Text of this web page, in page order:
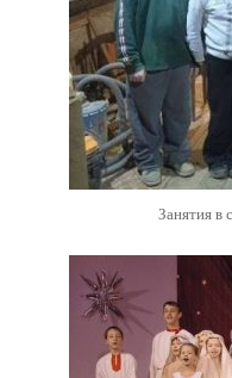
Занятия в